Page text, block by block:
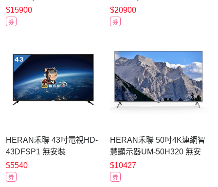
QM-50H330 送晶鑽浮雕餐
盤八件組
$15900
券
QM-65H330 送循環扇 YAF-
07SD310
$20900
券
HERAN禾聯 43吋電視HD-
43DFSP1 無安裝
$5540
券
HERAN禾聯 50吋4K連網智
慧顯示器UM-50H320 無安
裝
$10427
券